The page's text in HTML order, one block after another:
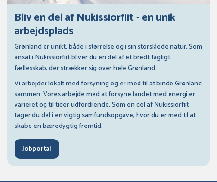
Bliv en del af Nukissiorfiit - en unik
arbejdsplads
Grønland er unikt, både i størrelse og i sin storslåede natur. Som
ansat i Nukissiorfiit bliver du en del af et bredt fagligt
fællesskab, der strækker sig over hele Grønland.
Vi arbejder lokalt med forsyning og er med til at binde Grønland
sammen. Vores arbejde med at forsyne landet med energi er
varieret og til tider udfordrende. Som en del af Nukissiorfiit
tager du del i en vigtig samfundsopgave, hvor du er med til at
skabe en bæredygtig fremtid.
Jobportal